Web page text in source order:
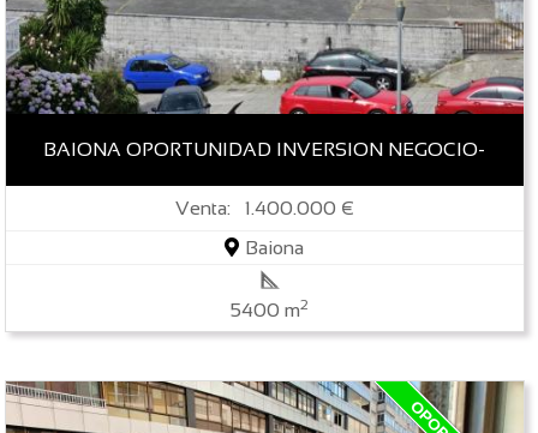
BAIONA OPORTUNIDAD INVERSION NEGOCIO-
Venta: 1.400.000 €
Baiona
5400 m2